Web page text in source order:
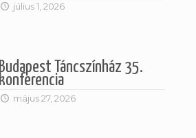
július 1, 2026
Budapest Táncszínház 35.
konferencia
május 27, 2026